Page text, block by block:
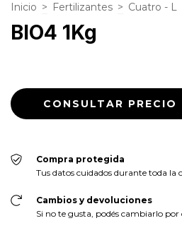
Inicio > Fertilizantes > Cuatro - L
BIO4 1Kg
Compra protegida
Tus datos cuidados durante toda la
Cambios y devoluciones
Si no te gusta, podés cambiarlo por